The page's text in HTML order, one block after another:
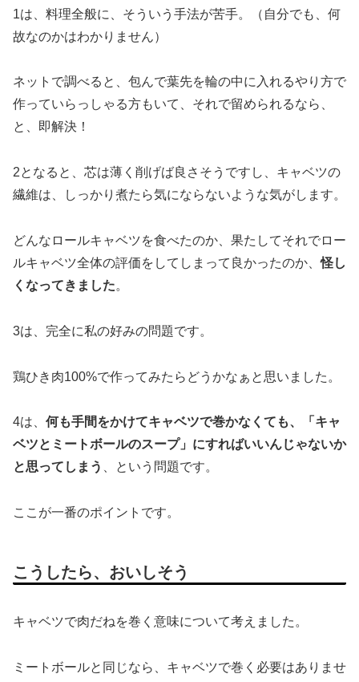
1は、料理全般に、そういう手法が苦手。（自分でも、何
故なのかはわかりません）
ネットで調べると、包んで葉先を輪の中に入れるやり方で
作っていらっしゃる方もいて、それで留められるなら、
と、即解決！
2となると、芯は薄く削げば良さそうですし、キャベツの
繊維は、しっかり煮たら気にならないような気がします。
どんなロールキャベツを食べたのか、果たしてそれでロー
ルキャベツ全体の評価をしてしまって良かったのか、怪し
くなってきました。
3は、完全に私の好みの問題です。
鶏ひき肉100%で作ってみたらどうかなぁと思いました。
4は、 何も手間をかけてキャベツで巻かなくても、「キャ
ベツとミートボールのスープ」にすればいいんじゃないか
と思ってしまう
、という問題です。
ここが一番のポイントです。
こうしたら、おいしそう
キャベツで肉だねを巻く意味について考えました。
ミートボールと同じなら、キャベツで巻く必要はありませ